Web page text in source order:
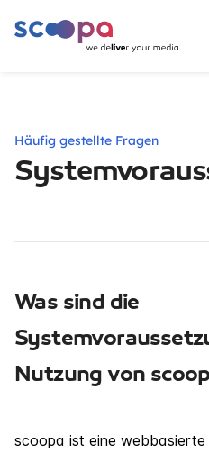
Häufig gestellte Fragen
Was sind die
Nutzung von
scoopa ist eine webbasierte